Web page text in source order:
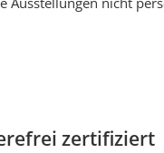
zertifiziert